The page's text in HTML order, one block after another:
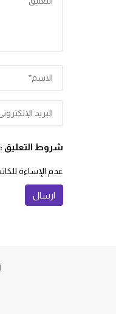
شروط التعليق :
عدم الإساءة